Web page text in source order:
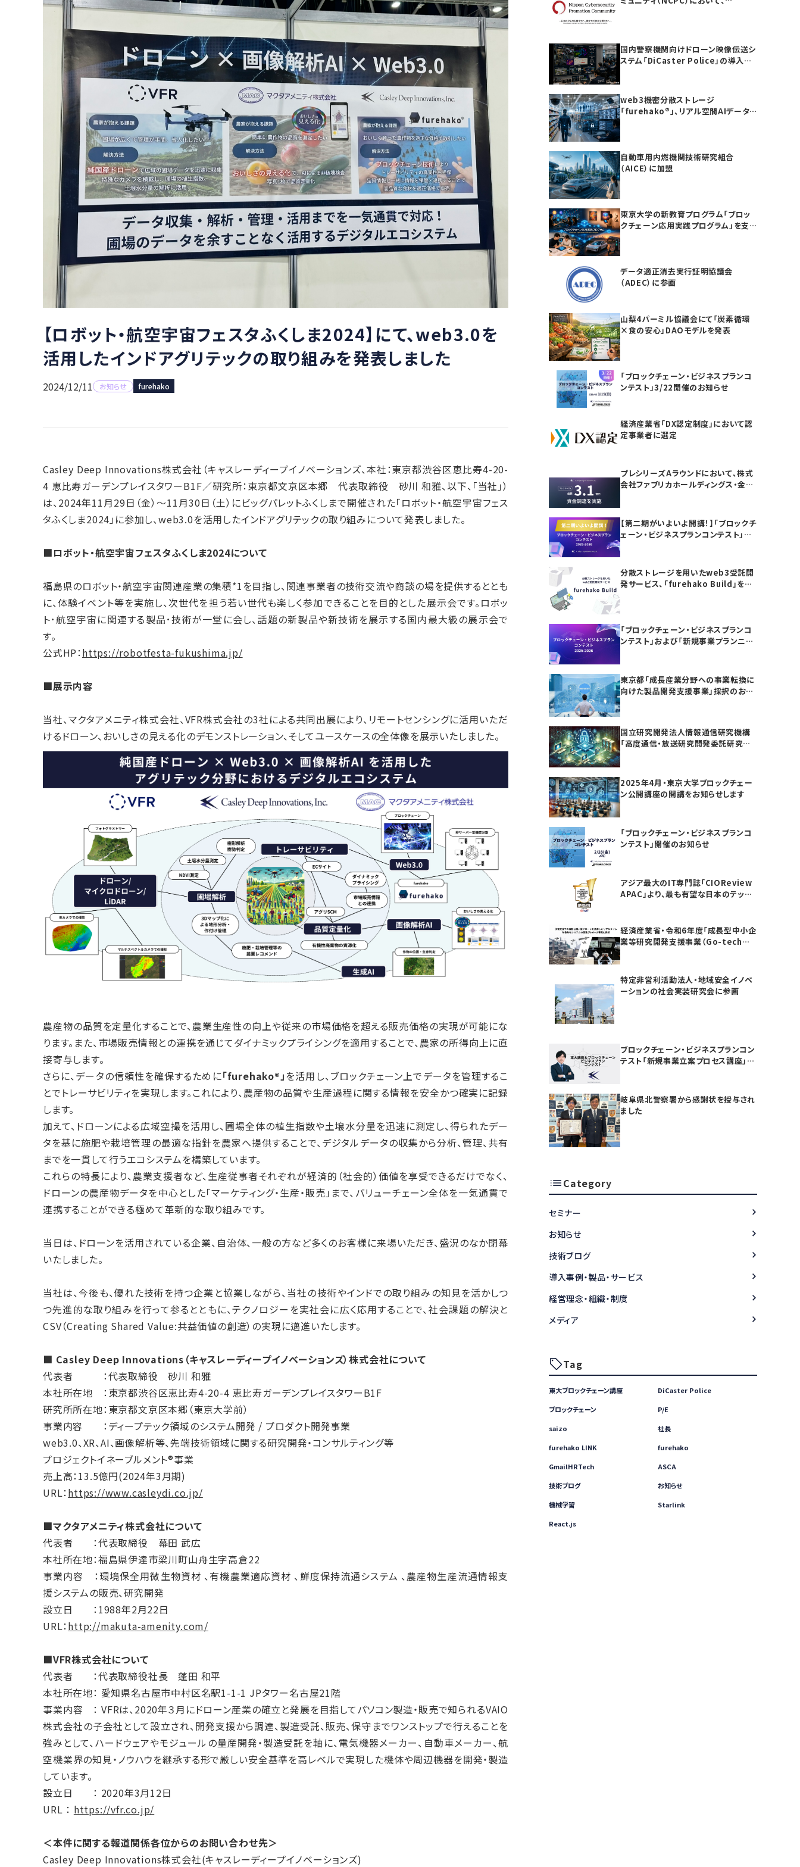
【ロボット・航空宇宙フェスタふくしま2024】にて、web3.0を
活用したインドアグリテックの取り組みを発表しました
2024/12/11 お知らせ furehako
Casley Deep Innovations株式会社（キャスレーディープイノベーションズ、本社：東京都渋谷区恵比寿4-20-
4 恵比寿ガーデンプレイスタワーB1F／研究所：東京都文京区本郷 代表取締役 砂川 和雅、以下、「当社」）
は、2024年11月29日（金）～11月30日（土）にビッグパレットふくしまで開催された「ロボット・航空宇宙フェス
タふくしま2024」に参加し、web3.0を活用したインドアグリテックの取り組みについて発表しました。
■ロボット・航空宇宙フェスタふくしま2024について
福島県のロボット・航空宇宙関連産業の集積*1を目指し、関連事業者の技術交流や商談の場を提供するととも
に、体験イベント等を実施し、次世代を担う若い世代も楽しく参加できることを目的とした展示会です。ロボッ
ト･航空宇宙に関連する製品･技術が一堂に会し、話題の新製品や新技術を展示する国内最大級の展示会で
す。
公式HP：https://robotfesta-fukushima.jp/
■展示内容
当社、マクタアメニティ株式会社、VFR株式会社の3社による共同出展により、リモートセンシングに活用いただ
けるドローン、おいしさの見える化のデモンストレーション、そしてユースケースの全体像を展示いたしました。
農産物の品質を定量化することで、農業生産性の向上や従来の市場価格を超える販売価格の実現が可能にな
ります。また、市場販売情報との連携を通じてダイナミックプライシングを適用することで、農家の所得向上に直
接寄与します。
さらに、データの信頼性を確保するために「furehako®︎」を活用し、ブロックチェーン上でデータを管理するこ
とでトレーサビリティを実現します。これにより、農産物の品質や生産過程に関する情報を安全かつ確実に記録
します。
加えて、ドローンによる広域空撮を活用し、圃場全体の植生指数や土壌水分量を迅速に測定し、得られたデー
タを基に施肥や栽培管理の最適な指針を農家へ提供することで、デジタルデータの収集から分析、管理、共有
までを一貫して行うエコシステムを構築しています。
これらの特長により、農業支援者など、生産従事者それぞれが経済的（社会的）価値を享受できるだけでなく、
ドローンの農産物データを中心とした「マーケティング・生産・販売」まで、バリューチェーン全体を一気通貫で
連携することができる極めて革新的な取り組みです。
当日は、ドローンを活用されている企業、自治体、一般の方など多くのお客様に来場いただき、盛況のなか閉幕
いたしました。
当社は、今後も、優れた技術を持つ企業と協業しながら、当社の技術やインドでの取り組みの知見を活かしつ
つ先進的な取り組みを行って参るとともに、テクノロジーを実社会に広く応用することで、社会課題の解決と
CSV（Creating Shared Value:共益価値の創造）の実現に邁進いたします。
■ Casley Deep Innovations（キャスレーディープイノベーションズ）株式会社について
代表者 ：代表取締役 砂川 和雅
本社所在地 ：東京都渋谷区恵比寿4-20-4 恵比寿ガーデンプレイスタワーB1F
研究所所在地：東京都文京区本郷（東京大学前）
事業内容 ：ディープテック領域のシステム開発 / プロダクト開発事業
web3.0、XR、AI、画像解析等、先端技術領域に関する研究開発・コンサルティング等
プロジェクトイネーブルメント®事業
売上高：13.5億円(2024年3月期)
URL：https://www.casleydi.co.jp/
■マクタアメニティ株式会社について
代表者 ：代表取締役 幕田 武広
本社所在地：福島県伊達市梁川町山舟生字高倉22
事業内容 ：環境保全用微生物資材 、有機農業適応資材 、鮮度保持流通システム 、農産物生産流通情報支
援システムの販売、研究開発
設立日 ：1988年2月22日
URL：http://makuta-amenity.com/
■VFR株式会社について
代表者 ：代表取締役社長 蓬田 和平
本社所在地： 愛知県名古屋市中村区名駅1-1-1 JPタワー名古屋21階
事業内容 ： VFRは、2020年３月にドローン産業の確立と発展を目指してパソコン製造・販売で知られるVAIO
株式会社の子会社として設立され、開発支援から調達、製造受託、販売、保守までワンストップで行えることを
強みとして、ハードウェアやモジュールの量産開発・製造受託を軸に、電気機器メーカー、自動車メーカー、航
空機業界の知見・ノウハウを継承する形で厳しい安全基準を高レベルで実現した機体や周辺機器を開発・製造
しています。
設立日 ： 2020年3月12日
URL ： https://vfr.co.jp/
＜本件に関する報道関係各位からのお問い合わせ先＞
Casley Deep Innovations株式会社(キャスレーディープイノベーションズ)
国内警察機関向けドローン映像伝送シ
ステム「DiCaster Police」の導入を
web3機密分散ストレージ
「furehako®」、リアル空間AIデータ
自動車用内燃機関技術研究組合
（AICE）に加盟
東京大学の新教育プログラム「ブロッ
クチェーン応用実践プログラム」を支
データ適正消去実行証明協議会
（ADEC）に参画
山梨4パーミル協議会にて「炭素循環
×食の安心」DAOモデルを発表
「ブロックチェーン・ビジネスプランコ
ンテスト」3/22開催のお知らせ
経済産業省「DX認定制度」において認
定事業者に選定
プレシリーズAラウンドにおいて、株式
会社ファブリカホールディングス・金融
【第二期がいよいよ開講！】「ブロックチ
ェーン・ビジネスプランコンテスト」お
分散ストレージを用いたweb3受託開
発サービス、「furehako Build」を提
「ブロックチェーン・ビジネスプランコ
ンテスト」および「新規事業プランニン
東京都「成長産業分野への事業転換に
向けた製品開発支援事業」採択のお知
国立研究開発法人情報通信研究機構
「高度通信・放送研究開発委託研究に
2025年4月・東京大学ブロックチェー
ン公開講座の開講をお知らせします
「ブロックチェーン・ビジネスプランコ
ンテスト」開催のお知らせ
アジア最大のIT専門誌「CIOReview
APAC」より、最も有望な日本のテック
経済産業省・令和6年度「成長型中小企
業等研究開発支援事業（Go-tech事
特定非営利活動法人・地域安全イノベ
ーションの社会実装研究会に参画
ブロックチェーン・ビジネスプランコン
テスト「新規事業立案プロセス講座」を
岐阜県北警察署から感謝状を授与され
ました
Category
セミナー
お知らせ
技術ブログ
導入事例・製品・サービス
経営理念・組織・制度
メディア
Tag
東大ブロックチェーン講座
DiCaster Police
ブロックチェーン
P/E
saizo
社長
furehako LINK
furehako
GmailHRTech
ASCA
技術ブログ
お知らせ
機械学習
Starlink
React.js